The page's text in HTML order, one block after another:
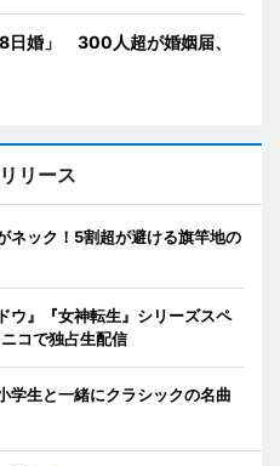
日婚」 300人超が婚姻届、
リース
ネック！5割超が避ける旗竿地の
ウ』『女神転生』シリーズスペ
コで独占生配信
学生と一緒にクラシックの名曲